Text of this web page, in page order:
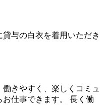
与の白衣を着用いただき
きやすく、楽しくコミュ
仕事できます。 長く働